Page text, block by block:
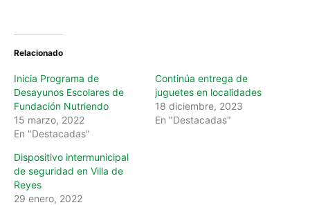
Relacionado
Inicia Programa de
Desayunos Escolares de
Fundación Nutriendo
15 marzo, 2022
En "Destacadas"
Continúa entrega de
juguetes en localidades
18 diciembre, 2023
En "Destacadas"
Dispositivo intermunicipal
de seguridad en Villa de
Reyes
29 enero, 2022